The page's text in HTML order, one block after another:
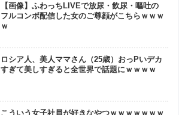
【画像】ふわっちLIVEで放尿・飲尿・嘔吐の
フルコンボ配信した女のご尊顔がこちらｗｗｗ
ｗ
ロシア人、美人ママさん（25歳）おっPいデカ
すぎて美しすぎると全世界で話題にｗｗｗｗ
こういう女子社員が好きなやつｗｗｗｗｗｗｗ